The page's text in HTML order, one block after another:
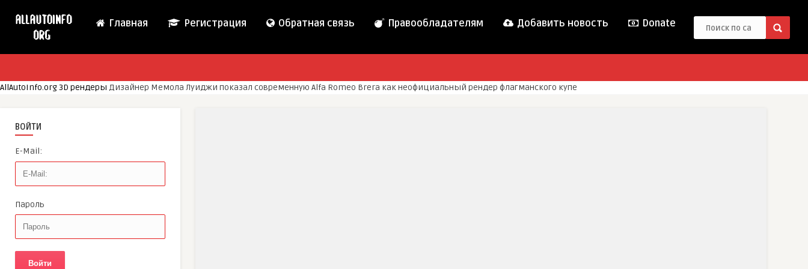
Главная Регистрация Обратная связь Правообладателям Добавить новость Donate
AllAutoInfo.org3D рендеры Дизайнер Мемола Луиджи показал современную Alfa Romeo Brera как неофициальный рендер флагманского купе
ВОЙТИ
E-Mail:
Пароль
Войти